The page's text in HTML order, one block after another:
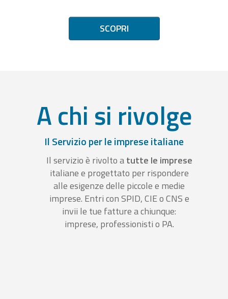
SCOPRI
A chi si rivolge
Il Servizio per le imprese italiane
Il servizio è rivolto atutte le imprese
italiane e progettato per rispondere
alle esigenze delle piccole e medie
imprese. Entri con SPID, CIE o CNS e
invii le tue fatture a chiunque:
imprese, professionisti o PA.